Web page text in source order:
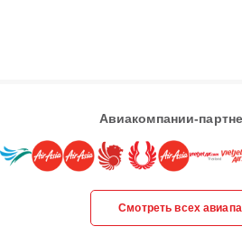
Авиакомпании-
Смотреть всех